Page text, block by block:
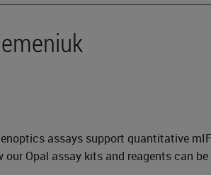
assays support quantitative
Opal assay kits and reagents can